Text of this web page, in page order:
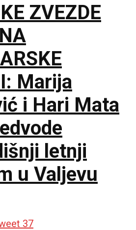
ZVEZDE
Marija
i Hari Mata
letnji
u Valjevu
37